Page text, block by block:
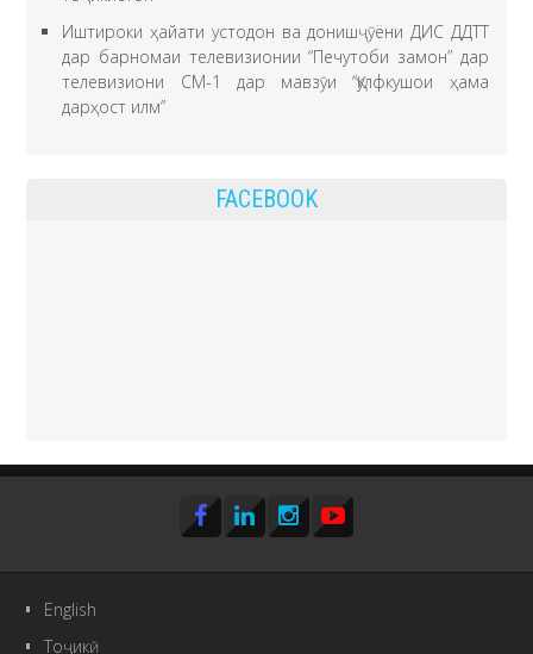
Иштироки ҳайати устодон ва донишҷӯёни ДИС ДДТТ
дар барномаи телевизионии “Печутоби замон” дар
телевизиони СМ-1 дар мавзӯи “Қулфкушои ҳама
дарҳост илм”
FACEBOOK
English
Тоҷикӣ